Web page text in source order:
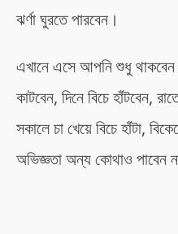
ঝর্ণা ঘুরতে পারবেন।
এখানে এসে আপনি শুধু থাকবেন
কাটবেন, দিনে বিচে হাঁটবেন,
সকালে চা খেয়ে বিচে হাঁটা,
অভিজ্ঞতা অন্য কোথাও পাবেন